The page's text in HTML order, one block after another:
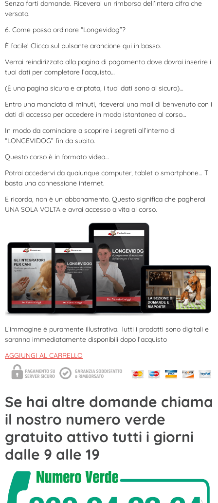
Senza farti domande. Riceverai un rimborso dell’intera cifra che
versato.
6. Come posso ordinare “Longevidog”?
È facile! Clicca sul pulsante arancione qui in basso.
Verrai reindirizzato alla pagina di pagamento dove dovrai inserire i
tuoi dati per completare l’acquisto…
(È una pagina sicura e criptata, i tuoi dati sono al sicuro)…
Entro una manciata di minuti, riceverai una mail di benvenuto con i
dati di accesso per accedere in modo istantaneo al corso…
In modo da cominciare a scoprire i segreti all’interno di
“LONGEVIDOG” fin da subito.
Questo corso è in formato video…
Potrai accedervi da qualunque computer, tablet o smartphone… Ti
basta una connessione internet.
E ricorda, non è un abbonamento. Questo significa che pagherai
UNA SOLA VOLTA e avrai accesso a vita al corso.
L’immagine è puramente illustrativa. Tutti i prodotti sono digitali e
saranno immediatamente disponibili dopo l’acquisto
AGGIUNGI AL CARRELLO
Se hai altre domande chiama
il nostro numero verde
gratuito attivo tutti i giorni
dalle 9 alle 19